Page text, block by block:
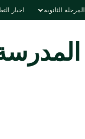
المرحلة الثانوية اخبار